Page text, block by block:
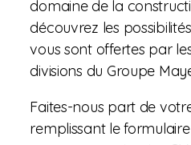
domaine de la
découvrez les
vous sont offertes par
divisions du Groupe
Faites-nous part de
remplissant le